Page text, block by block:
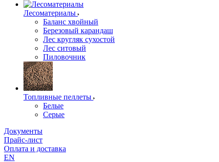
Лесоматериалы
Баланс хвойный
Березовый карандаш
Лес кругляк сухостой
Лес ситовый
Пиловочник
Топливные пеллеты
Белые
Серые
Документы
Прайс-лист
Оплата и доставка
EN